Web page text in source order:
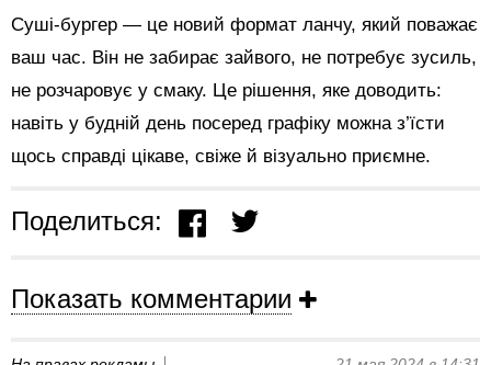
Суші-бургер — це новий формат ланчу, який поважає
ваш час. Він не забирає зайвого, не потребує зусиль,
не розчаровує у смаку. Це рішення, яке доводить:
навіть у будній день посеред графіку можна з’їсти
щось справді цікаве, свіже й візуально приємне.
Поделиться:
Показать комментарии